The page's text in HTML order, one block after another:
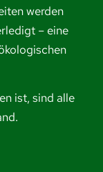
werden
– eine
ist, sind alle